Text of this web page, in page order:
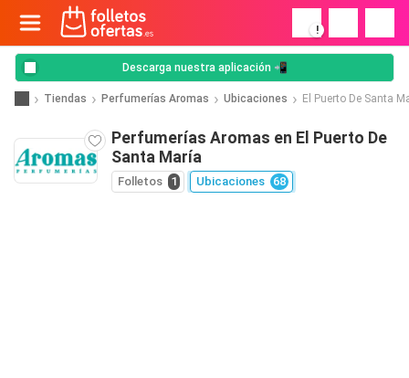
!
Descarga nuestra aplicación 📲
Tiendas Perfumerías Aromas Ubicaciones El Puerto De Santa
Perfumerías Aromas en El Puerto De
Santa María
Folletos 1 Ubicaciones 68